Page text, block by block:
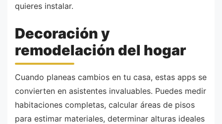
quieres instalar.
Decoración y
remodelación del hogar
Cuando planeas cambios en tu casa, estas apps se
convierten en asistentes invaluables. Puedes medir
habitaciones completas, calcular áreas de pisos
para estimar materiales, determinar alturas ideales